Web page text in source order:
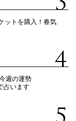
ットを購入！春気
週の運勢
占います